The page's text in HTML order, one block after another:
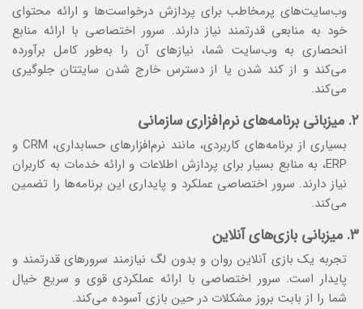
وب‌سایت‌های پرمخاطب برای پردازش درخواست‌ها و ارائه محتوای
خود به منابعی قدرتمند نیاز دارند. سرور اختصاصی با ارائه منابع
انحصاری به وب‌سایت شما، نیازهای آن را به‌طور کامل برآورده
می‌کند و از کند شدن یا از دسترس خارج شدن سایتتان جلوگیری
می‌کند.
۲. میزبانی برنامه‌های نرم‌افزاری سازمانی
بسیاری از برنامه‌های کاربردی، مانند نرم‌افزارهای حسابداری، CRM و
ERP، به منابع بسیار برای پردازش اطلاعات و ارائه خدمات به کاربران
نیاز دارند. سرور اختصاصی عملکرد و پایداری این برنامه‌ها را تضمین
می‌کند.
۳. میزبانی بازی‌های آنلاین
تجربه یک بازی آنلاین روان و بدون لگ نیازمند سرورهای قدرتمند و
پایدار است. سرور اختصاصی با ارائه عملکردی قوی و سریع خیال
شما را از بابت بروز مشکلات در حین بازی آسوده می‌کند.